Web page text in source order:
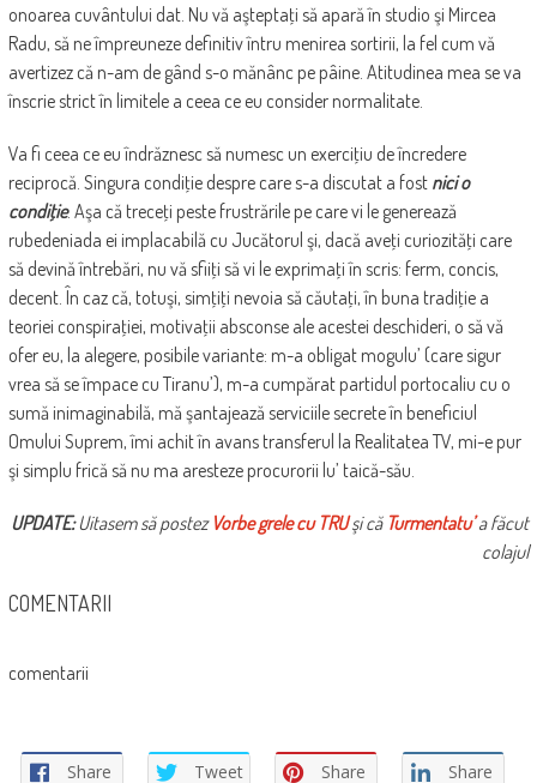
onoarea cuvântului dat. Nu vă aşteptaţi să apară în studio şi Mircea
Radu, să ne împreuneze definitiv întru menirea sortirii, la fel cum vă
avertizez că n-am de gând s-o mănânc pe pâine. Atitudinea mea se va
înscrie strict în limitele a ceea ce eu consider normalitate.
Va fi ceea ce eu îndrăznesc să numesc un exerciţiu de încredere
reciprocă. Singura condiţie despre care s-a discutat a fost nici o
condiţie. Aşa că treceţi peste frustrările pe care vi le generează
rubedeniada ei implacabilă cu Jucătorul şi, dacă aveţi curiozităţi care
să devină întrebări, nu vă sfiiţi să vi le exprimaţi în scris: ferm, concis,
decent. În caz că, totuşi, simţiţi nevoia să căutaţi, în buna tradiţie a
teoriei conspiraţiei, motivaţii absconse ale acestei deschideri, o să vă
ofer eu, la alegere, posibile variante: m-a obligat mogulu’ (care sigur
vrea să se împace cu Tiranu’), m-a cumpărat partidul portocaliu cu o
sumă inimaginabilă, mă şantajează serviciile secrete în beneficiul
Omului Suprem, îmi achit în avans transferul la Realitatea TV, mi-e pur
şi simplu frică să nu ma aresteze procurorii lu’ taică-său.
UPDATE:Uitasem să postez Vorbe grele cu TRUşi că Turmentatu’a făcut
colajul
COMENTARII
comentarii
Share Tweet Share Share